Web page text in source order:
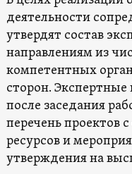
деятельности
утвердят состав
направлениям из
компетентных
сторон.
после заседания
перечень проектов
ресурсов и
утверждения на